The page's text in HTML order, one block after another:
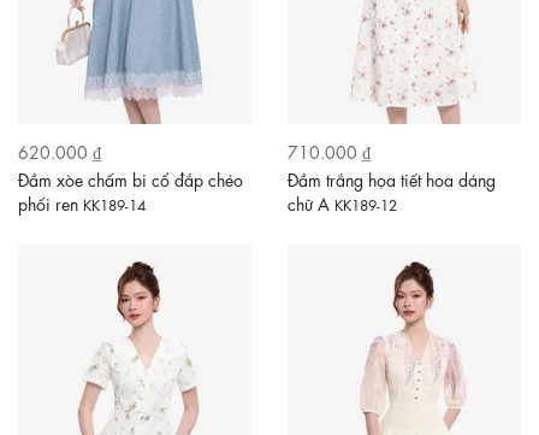
620.000 ₫
Đầm xòe chấm bi cổ đắp chéo
phối ren KK189-14
710.000 ₫
Đầm trắng họa tiết hoa dáng
chữ A KK189-12